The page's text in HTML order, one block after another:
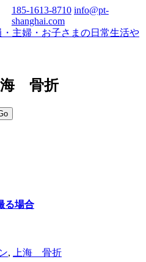
185-1613-8710 info@pt-
shanghai.com
海 骨折
る場合
, 上海 骨折